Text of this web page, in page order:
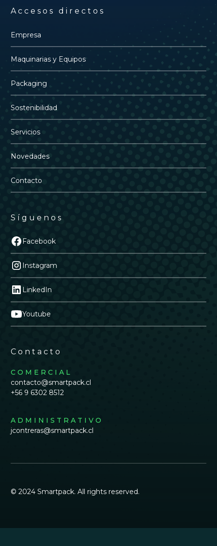
producto
105mm (Máx.)
Ancho del
agrupación
Longitud del
340mm (Máx.)
manzanas
Calibre de
50-80mm
Las especificaciones mencionadas pueden
personalizarse para adaptarse a aplicaciones
individuales.
Accesos directos
Empresa
Maquinarias y Equipos
Packaging
Sostenibilidad
Servicios
Novedades
Contacto
Síguenos
Facebook
Instagram
LinkedIn
Youtube
Contacto
COMERCIAL
contacto@smartpack.cl
+56 9 6302 8512
ADMINISTRATIVO
jcontreras@smartpack.cl
© 2024 Smartpack. All rights reserved.